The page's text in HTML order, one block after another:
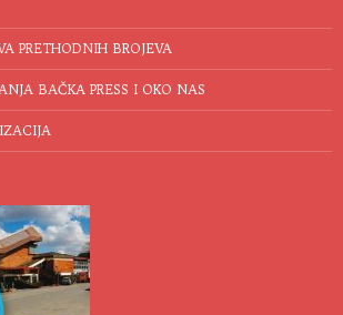
PRETHODNIH BROJEVA
BAČKA PRESS I OKO NAS